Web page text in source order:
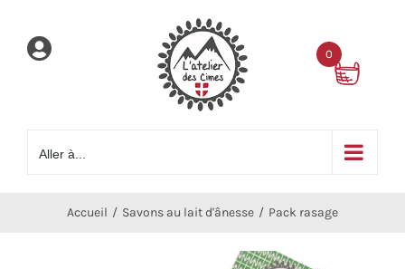
contenu
Aller à...
Accueil Savons au lait d'ânesse Pack rasage
0